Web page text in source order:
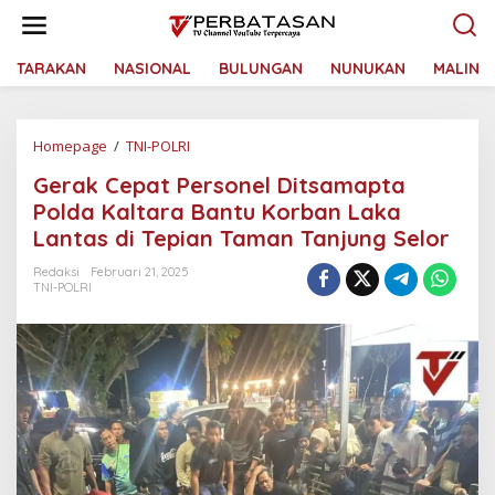
t
TARAKAN NASIONAL BULUNGAN NUNUKAN
Homepage / TNI-POLRI
r
a
k
C
t
P
e
r
s
o
n
e
l
Gerak Cepat Personel Ditsamapta
Polda Kaltara Bantu Korban Laka
Lantas di Tepian Taman Tanjung Selor
Redaksi
Februari 21, 2025
TNI-POLRI